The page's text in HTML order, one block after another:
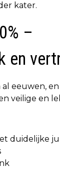
kater.
–
en
al eeuwen,
veilige en
duidelijke